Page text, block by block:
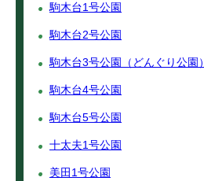
駒木台1号公園
駒木台2号公園
駒木台3号公園（どんぐり公園）
駒木台4号公園
駒木台5号公園
十太夫1号公園
美田1号公園